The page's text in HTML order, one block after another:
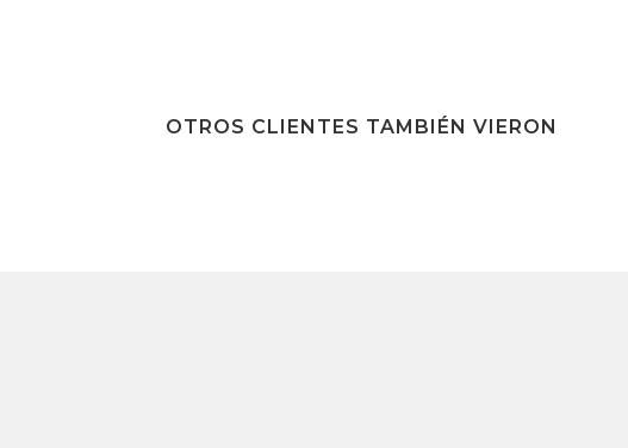
OTROS CLIENTES TAMBIÉN VIERON